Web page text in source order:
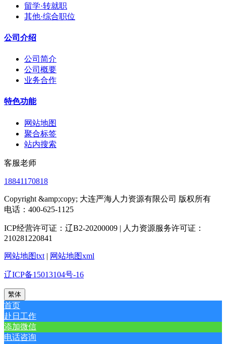
留学·转就职
其他·综合职位
公司介绍
公司简介
公司概要
业务合作
特色功能
网站地图
聚合标签
站内搜索
客服老师
18841170818
Copyright &amp;copy; 大连严海人力资源有限公司 版权所有
电话：400-625-1125
ICP经营许可证：辽B2-20200009 | 人力资源服务许可证：
210281220841
网站地图txt | 网站地图xml
辽ICP备15013104号-16
繁体
首页
赴日工作
添加微信
电话咨询